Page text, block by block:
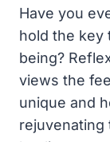
Have you
hold the key
being?
views the
unique and
rejuvenating